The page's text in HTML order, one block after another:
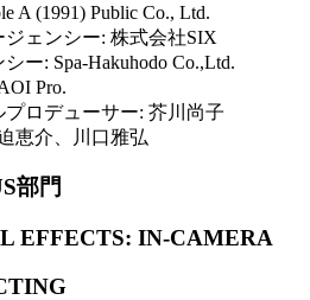
A (1991) Public Co., Ltd.
ェンシー: 株式会社SIX
ー: Spa-Hakuhodo Co.,Ltd.
Pro.
ロデューサー: 芥川尚子
恵介、川口雅弘
部門
EFFECTS: IN-CAMERA